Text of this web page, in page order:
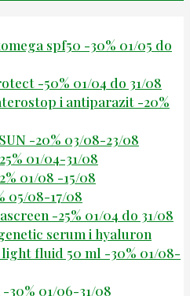
spf50 -30% 01/05 do
-50% 01/04 do 31/08
i antiparazit -20%
-20% 03/08-23/08
01/04-31/08
01/08 -15/08
05/08-17/08
-25% 01/04 do 31/08
serum i hyaluron
fluid 50 ml -30% 01/08-
30% 01/06-31/08